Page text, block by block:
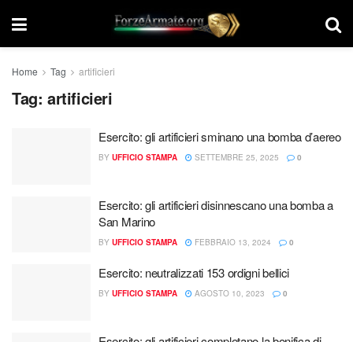
Home Tag artificieri
Tag: artificieri
Esercito: gli artificieri sminano una bomba d’aereo
BY UFFICIO STAMPA SETTEMBRE 25, 2025 0
Esercito: gli artificieri disinnescano una bomba a
San Marino
BY UFFICIO STAMPA FEBBRAIO 13, 2024 0
Esercito: neutralizzati 153 ordigni bellici
BY UFFICIO STAMPA AGOSTO 10, 2023 0